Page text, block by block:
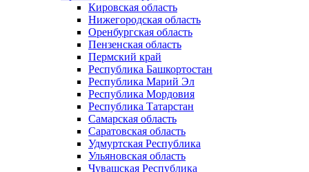
Кировская область
Нижегородская область
Оренбургская область
Пензенская область
Пермский край
Республика Башкортостан
Республика Марий Эл
Республика Мордовия
Республика Татарстан
Самарская область
Саратовская область
Удмуртская Республика
Ульяновская область
Чувашская Республика